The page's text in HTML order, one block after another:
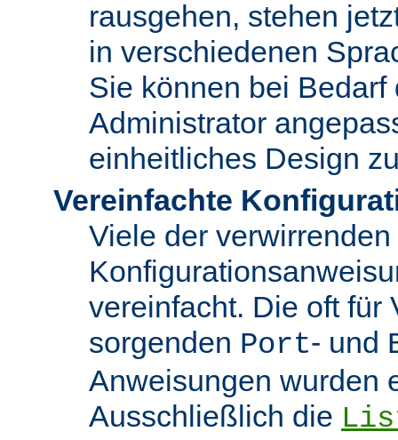
rausgehen, stehen
in verschiedenen
Sie können bei Bedarf
Administrator
einheitliches Design
Vereinfachte
Viele der verwirrenden
vereinfacht. Die oft für
sorgenden Port- und
Anweisungen wurden
Ausschließlich die